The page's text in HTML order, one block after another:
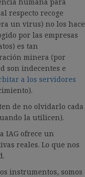
respecto recoge
un virus) no los hace
por las empresas
es tan
minera (por
son indecentes e
a los servidores
de no olvidarlo cada
la utilicen).
IAG ofrece un
reales. Lo que nos
instrumentos, somos